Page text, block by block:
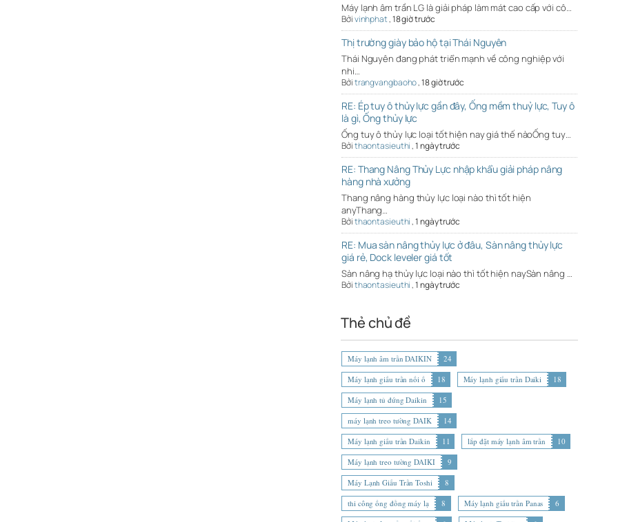
Máy lạnh âm trần LG là giải pháp làm mát cao cấp với cô…
Bởivinhphat,18 giờ trước
Thị trường giày bảo hộ tại Thái Nguyên
Thái Nguyên đang phát triển mạnh về công nghiệp với
nhi…
Bởitrangvangbaoho,18 giờ trước
RE: Ép tuy ô thủy lực gần đây, Ống mềm thuỷ lực, Tuy ô
là gì, Ống thủy lực
Ống tuy ô thủy lực loại tốt hiện nay giá thế nàoỐng tuy…
Bởithaontasieuthi,1 ngày trước
RE: Thang Nâng Thủy Lực nhập khẩu giải pháp nâng
hàng nhà xưởng
Thang nâng hàng thủy lực loại nào thì tốt hiện
anyThang…
Bởithaontasieuthi,1 ngày trước
RE: Mua sàn nâng thủy lực ở đâu, Sàn nâng thủy lực
giá rẻ, Dock leveler giá tốt
Sàn nâng hạ thủy lực loại nào thì tốt hiện naySàn nâng …
Bởithaontasieuthi,1 ngày trước
Thẻ chủ đề
Máy lạnh âm trần DAIKIN
24
Máy lạnh giấu trần nối ố
18 Máy lạnh giấu trần Daiki
18
Máy lạnh tủ đứng Daikin
15
máy lạnh treo tường DAIK
14
Máy lạnh giấu trần Daikin
11 lắp đặt máy lạnh âm trần
10
Máy lạnh treo tường DAIKI
9
Máy Lạnh Giấu Trần Toshi
8
thi công ống đồng máy lạ
8 Máy lạnh giấu trần Panas
6